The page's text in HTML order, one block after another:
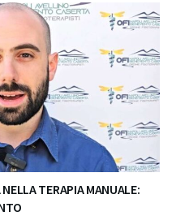
TERAPIA MANUALE: